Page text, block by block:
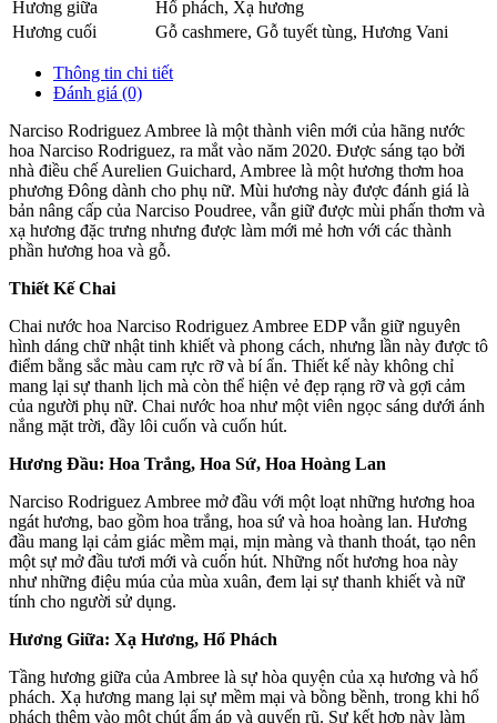
Hương giữa
Hổ phách, Xạ hương
Hương cuối
Gỗ cashmere, Gỗ tuyết tùng, Hương Vani
Thông tin chi tiết
Đánh giá (0)
Narciso Rodriguez Ambree là một thành viên mới của hãng nước
hoa Narciso Rodriguez, ra mắt vào năm 2020. Được sáng tạo bởi
nhà điều chế Aurelien Guichard, Ambree là một hương thơm hoa
phương Đông dành cho phụ nữ. Mùi hương này được đánh giá là
bản nâng cấp của Narciso Poudree, vẫn giữ được mùi phấn thơm và
xạ hương đặc trưng nhưng được làm mới mẻ hơn với các thành
phần hương hoa và gỗ.
Thiết Kế Chai
Chai nước hoa Narciso Rodriguez Ambree EDP vẫn giữ nguyên
hình dáng chữ nhật tinh khiết và phong cách, nhưng lần này được tô
điểm bằng sắc màu cam rực rỡ và bí ẩn. Thiết kế này không chỉ
mang lại sự thanh lịch mà còn thể hiện vẻ đẹp rạng rỡ và gợi cảm
của người phụ nữ. Chai nước hoa như một viên ngọc sáng dưới ánh
nắng mặt trời, đầy lôi cuốn và cuốn hút.
Hương Đầu: Hoa Trắng, Hoa Sứ, Hoa Hoàng Lan
Narciso Rodriguez Ambree mở đầu với một loạt những hương hoa
ngát hương, bao gồm hoa trắng, hoa sứ và hoa hoàng lan. Hương
đầu mang lại cảm giác mềm mại, mịn màng và thanh thoát, tạo nên
một sự mở đầu tươi mới và cuốn hút. Những nốt hương hoa này
như những điệu múa của mùa xuân, đem lại sự thanh khiết và nữ
tính cho người sử dụng.
Hương Giữa: Xạ Hương, Hổ Phách
Tầng hương giữa của Ambree là sự hòa quyện của xạ hương và hổ
phách. Xạ hương mang lại sự mềm mại và bồng bềnh, trong khi hổ
phách thêm vào một chút ấm áp và quyến rũ. Sự kết hợp này làm